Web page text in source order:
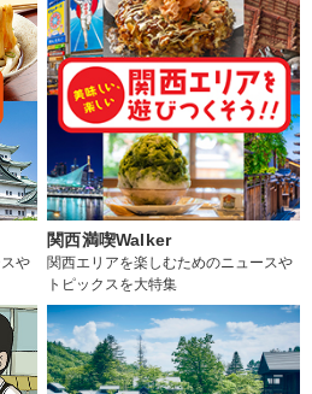
や
関西満喫Walker
関西エリアを楽しむためのニュースや
トピックスを大特集